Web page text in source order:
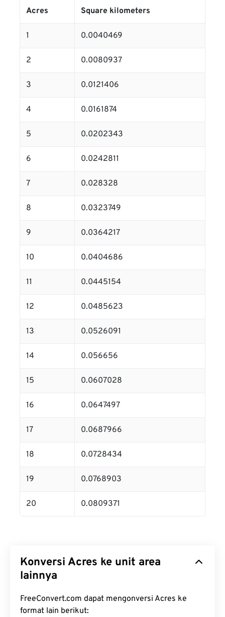
Acres Square kilometers
1 0.0040469
2 0.0080937
3 0.0121406
4 0.0161874
5 0.0202343
6 0.0242811
7 0.028328
8 0.0323749
9 0.0364217
10 0.0404686
11 0.0445154
12 0.0485623
13 0.0526091
14 0.056656
15 0.0607028
16 0.0647497
17 0.0687966
18 0.0728434
19 0.0768903
20 0.0809371
Konversi Acres ke unit area
lainnya
FreeConvert.com dapat mengonversi Acres ke
format lain berikut: